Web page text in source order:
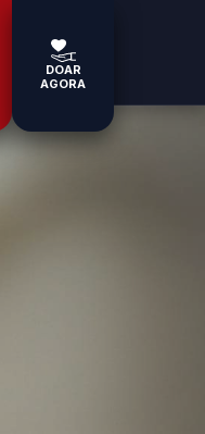
DOAR
AGORA